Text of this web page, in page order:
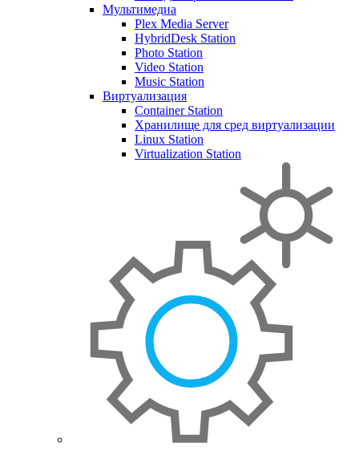
Мультимедиа
Plex Media Server
HybridDesk Station
Photo Station
Video Station
Music Station
Виртуализация
Container Station
Хранилище для сред виртуализации
Linux Station
Virtualization Station